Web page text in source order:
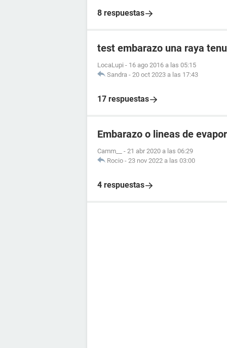
8 respuestas
test embarazo una raya
LocaLupi - 16 ago 2016 a las 05:15
Sandra - 20 oct 2023 a las 17:43
17 respuestas
Embarazo o lineas de
Camm__ - 21 abr 2020 a las 06:29
Rocio - 23 nov 2022 a las 03:00
4 respuestas